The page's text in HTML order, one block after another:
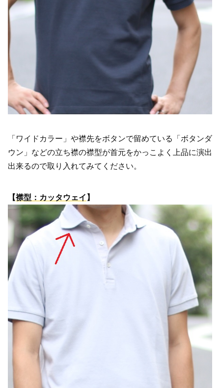
「ワイドカラー」や襟先をボタンで留めている「ボタンダ
ウン」などの立ち襟の襟型が首元をかっこよく上品に演出
出来るので取り入れてみてください。
【襟型：カッタウェイ 】